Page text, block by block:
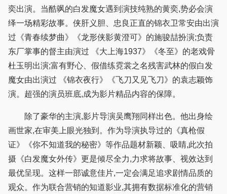
奕出演。当酷飒的白发魔女遇到演技纯熟的黄奕,势必会演
绎一场精彩故事。侠肝义胆、忠良正直的锦衣卫常安由出演
过《青春续梦曲》《龙形侠影黄澄可》的施骏喆扮演;负责
东厂掌事的督主由演过 《大上海1937》《冬至》的老戏骨
杜玉明出演;富有野心、假借练霓裳之名残害武林的假白发
魔女由出演过 《锦衣夜行》《飞刀又见飞刀》的袁志颖饰
演。超强的演员班底,成为影片精品内容的保障。
除了豪华的主演,影片导演吴鹰翔同样出色。他出身绘
画世家,在审美上眼光独到。作为导演执导过的《真枪假
证》《你不知道我的秘密》等作品题材新颖、吸睛,此次拍
摄《白发魔女外传》更是倾尽全力,力求将故事、视效达到
最优呈现。这样一部诚意佳片,一定会满足追求剧情品质的
观众。作为联合营销的知道影业,其拥有数据标准化的营销